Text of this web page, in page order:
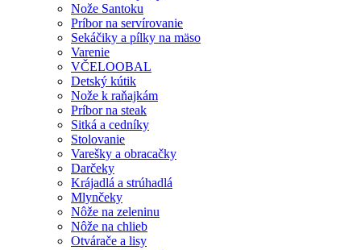
Nože Santoku
Príbor na servírovanie
Sekáčiky a pílky na mäso
Varenie
VČELOOBAL
Detský kútik
Nože k raňajkám
Príbor na steak
Sitká a cedníky
Stolovanie
Varešky a obracačky
Darčeky
Krájadlá a strúhadlá
Mlynčeky
Nôže na zeleninu
Nôže na chlieb
Otvárače a lisy